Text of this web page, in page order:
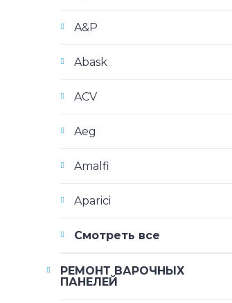
A&P
Abask
ACV
Aeg
Amalfi
Aparici
Смотреть все
РЕМОНТ ВАРОЧНЫХ
ПАНЕЛЕЙ